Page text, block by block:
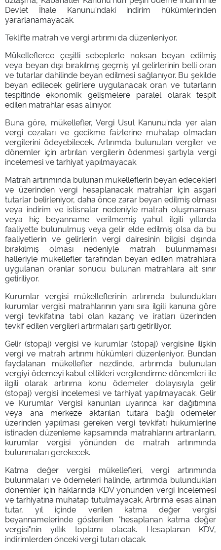
Devlet İhale Kanunu'ndaki indirim hükümlerinden
yararlanamayacak.
Teklifte matrah ve vergi artırımı da düzenleniyor.
Mükelleflerce çeşitli sebeplerle noksan beyan edilmiş
veya beyan dışı bırakılmış geçmiş yıl gelirlerinin belli oran
ve tutarlar dahilinde beyan edilmesi sağlanıyor. Bu şekilde
beyan edilecek gelirlere uygulanacak oran ve tutarların
tespitinde ekonomik gelişmelere paralel olarak tespit
edilen matrahlar esas alınıyor.
Buna göre, mükellefler, Vergi Usul Kanunu'nda yer alan
vergi cezaları ve gecikme faizlerine muhatap olmadan
vergilerini ödeyebilecek. Artırımda bulunulan vergiler ve
dönemler için artırılan vergilerin ödenmesi şartıyla vergi
incelemesi ve tarhiyat yapılmayacak.
Matrah artırımında bulunan mükelleflerin beyan edecekleri
ve üzerinden vergi hesaplanacak matrahlar için asgari
tutarlar belirleniyor, daha önce zarar beyan edilmiş olması
veya indirim ve istisnalar nedeniyle matrah oluşmaması
veya hiç beyanname verilmemiş yahut ilgili yıllarda
faaliyette bulunulmuş veya gelir elde edilmiş olsa da bu
faaliyetlerin ve gelirlerin vergi dairesinin bilgisi dışında
bırakılmış olması nedeniyle matrah bulunmaması
halleriyle mükellefler tarafından beyan edilen matrahlara
uygulanan oranlar sonucu bulunan matrahlara alt sınır
getiriliyor.
Kurumlar vergisi mükelleflerinin artırımda bulundukları
kurumlar vergisi matrahlarının yanı sıra ilgili kanuna göre
vergi tevkifatına tabi olan kazanç ve iratları üzerinden
tevkif edilen vergileri artırmaları şartı getiriliyor.
Gelir (stopaj) vergisi ve kurumlar (stopaj) vergisine ilişkin
vergi ve matrah artırımı hükümleri düzenleniyor. Bundan
faydalanan mükellefler nezdinde, artırımda bulunulan
vergiyi ödemeyi kabul ettikleri vergilendirme dönemleri ile
ilgili olarak artırıma konu ödemeler dolayısıyla gelir
(stopaj) vergisi incelemesi ve tarhiyat yapılmayacak. Gelir
ve Kurumlar Vergisi kanunları uyarınca kar dağıtımına
veya ana merkeze aktarılan tutara bağlı ödemeler
üzerinden yapılması gereken vergi tevkifatı hükümlerine
istinaden düzenleme kapsamında matrahlarını artıranların,
kurumlar vergisi yönünden de matrah artırımında
bulunmaları gerekecek.
Katma değer vergisi mükellefleri, vergi artırımında
bulunmaları ve ödemeleri halinde, artırımda bulundukları
dönemler için haklarında KDV yönünden vergi incelemesi
ve tarhiyatına muhatap tutulmayacak. Artırıma esas alınan
tutar, yıl içinde verilen katma değer vergisi
beyannamelerinde gösterilen "hesaplanan katma değer
vergisi"nin yıllık toplamı olacak. Hesaplanan KDV,
indirimlerden önceki vergi tutarı olacak.